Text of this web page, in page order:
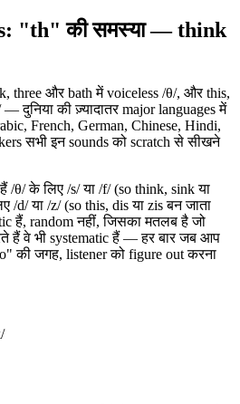
"th" की समस्या — think
three और bath में voiceless /θ/, और this,
दुनिया की ज़्यादातर major languages में
French, German, Chinese, Hindi,
सभी इन sounds को scratch से सीखने
/θ/ के लिए /s/ या /f/ (so think, sink या
d/ या /z/ (so this, dis या zis बन जाता
हैं, random नहीं, जिसका मतलब है जो
हैं वे भी systematic हैं — हर बार जब आप
की जगह, listener को figure out करना